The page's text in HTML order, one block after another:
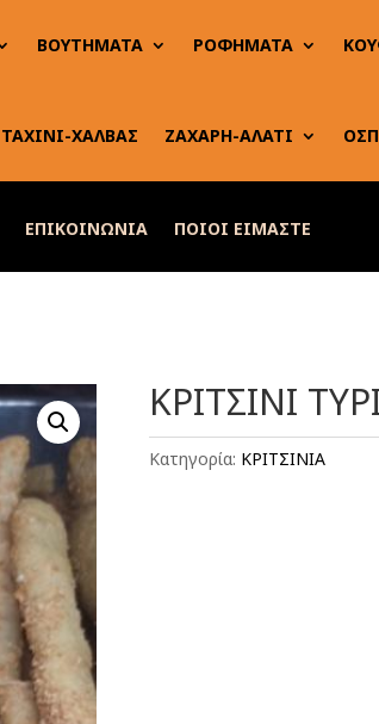
ΒΟΥΤΗΜΑΤΑ ΡΟΦΗΜΑΤΑ
ΤΑΧΙΝΙ-ΧΑΛΒΑΣ ΖΑΧΑΡΗ-ΑΛΑΤΙ
ΕΠΙΚΟΙΝΩΝΙΑ ΠΟΙΟΙ ΕΙΜΑΣΤΕ
ΚΡΙΤΣΙΝΙ
Κατηγορία: ΚΡΙΤΣΙΝΙΑ